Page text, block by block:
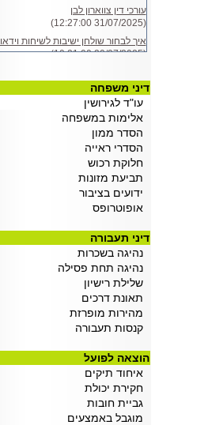
עורכי דין צווארון לבן
(31/07/2025 12:27:00)
איך לבחור שולחן ישיבות לשיחות וידאו
(20/07/2025 10:21:00)
(09/07/2025 14:13:00)
עו"ד צווארון לבן
כיצד לנצל עסקאות טרייד אין לרכישת
ההקשר הרחב של רכישת רכב
דיני משפחה
עו"ד לגירושין
אלימות במשפחה
הסדר ממון
הסדרי ראייה
חלוקת רכוש
תביעת מזונות
ידועים בציבור
אופוטרופס
דיני תעבורה
נהיגה בשכרות
נהיגה תחת פסילה
שלילת רישיון
תאונת דרכים
מהירות מופרזת
קנסות תעבורה
הוצאה לפועל
איחוד תיקים
חקירת יכולת
גביית חובות
מוגבל באמצעים